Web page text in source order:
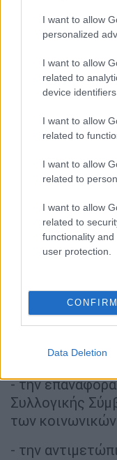
I want to allow
personalized
I want to allow
related to
device identifiers
I want to allow
related to
I want to allow
related to
I want to allow
related to
functionality
user protection.
CONFIRM
Data Deletion
«Η Πρωτομαγιά
υπενθύμιση
χωρίς
Απεργούμε όχι
για όσα πρέπει
εργασίας στο
αύριο με όρους
Συνομοσπονδία.
Σύμφωνα με
θέτει στο
- την
ελεύθερων
μισθούς,
- την επαναφορά
Συλλογικής
των
- την